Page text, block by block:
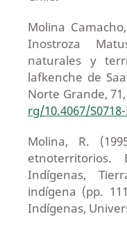
Molina
Inostroza
naturales y
lafkenche de
Norte Grande,
rg/10.4067/
Molina, R.
Indígenas,
indígena (pp.
Indígenas,